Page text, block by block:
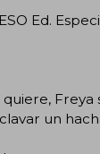
Ed.
Freya
un